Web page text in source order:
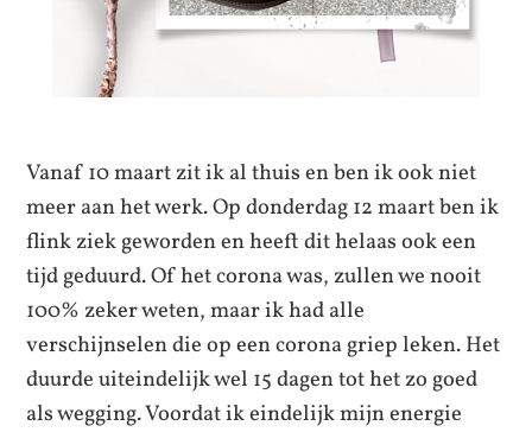
Vanaf 10 maart zit ik al thuis en ben ik ook niet
meer aan het werk. Op donderdag 12 maart ben ik
flink ziek geworden en heeft dit helaas ook een
tijd geduurd. Of het corona was, zullen we nooit
100% zeker weten, maar ik had alle
verschijnselen die op een corona griep leken. Het
duurde uiteindelijk wel 15 dagen tot het zo goed
als wegging. Voordat ik eindelijk mijn energie